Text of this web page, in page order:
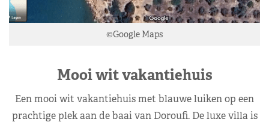
©Google Maps
Mooi wit vakantiehuis
Een mooi wit vakantiehuis met blauwe luiken op een
prachtige plek aan de baai van Doroufi. De luxe villa is